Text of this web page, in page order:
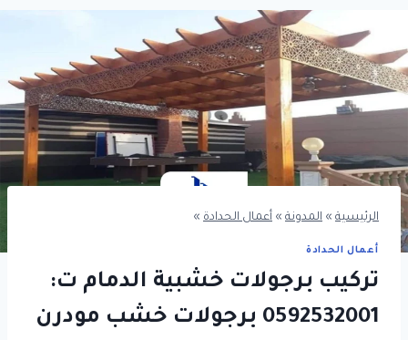
الرئيسية » المدونة » أعمال الحدادة »
أعمال الحدادة
تركيب برجولات خشبية الدمام ت:
0592532001 برجولات خشب مودرن